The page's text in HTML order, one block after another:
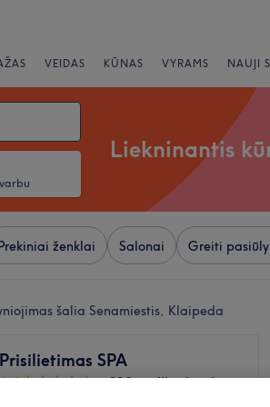
VEIDAS KŪNAS VYRAMS NAUJI
Liekninantis
ženklai Salonai Greiti
šalia Senamiestis, Klaipeda
Prisilietimas SPA
4,9
812 atsiliepimai